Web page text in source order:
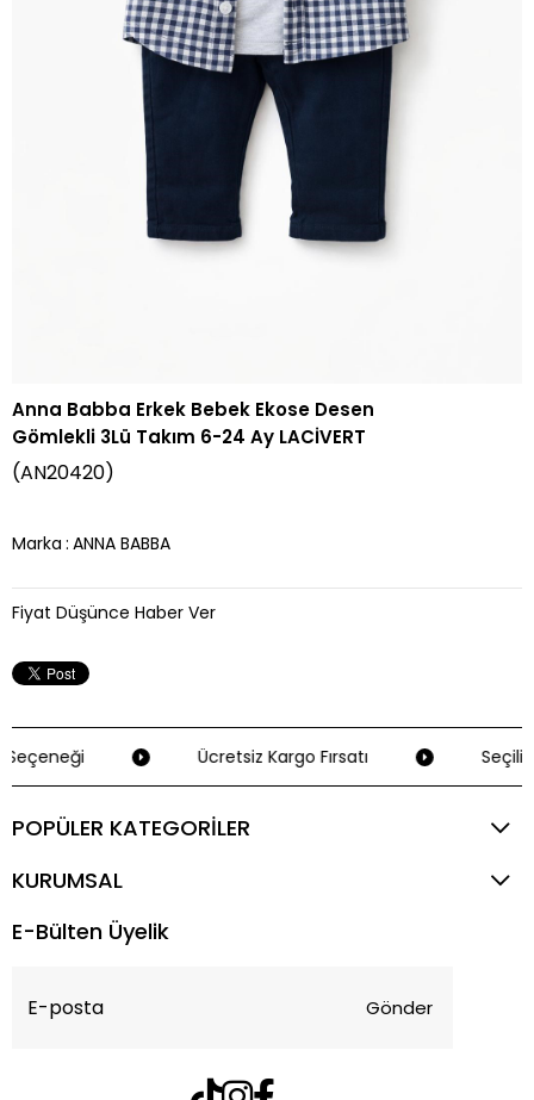
Anna Babba Erkek Bebek Ekose Desen
Gömlekli 3Lü Takım 6-24 Ay LACİVERT
(AN20420)
Marka : ANNA BABBA
Fiyat Düşünce Haber Ver
Seçeneği Ücretsiz Kargo Fırsatı Seçili
POPÜLER KATEGORİLER
KURUMSAL
E-Bülten Üyelik
Gönder